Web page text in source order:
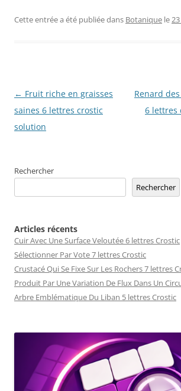
Cette entrée a été publiée dans Botanique le
Navigation
des
articles
← Fruit riche en graisses
saines 6 lettres crostic
solution
Renard
6 lettres
Rechercher
Rechercher
Articles récents
Cuir Avec Une Surface Veloutée 6 lettres Crostic
Sélectionner Par Vote 7 lettres Crostic
Crustacé Qui Se Fixe Sur Les Rochers 7 lettres
Produit Par Une Variation De Flux Dans Un
Arbre Emblématique Du Liban 5 lettres Crostic